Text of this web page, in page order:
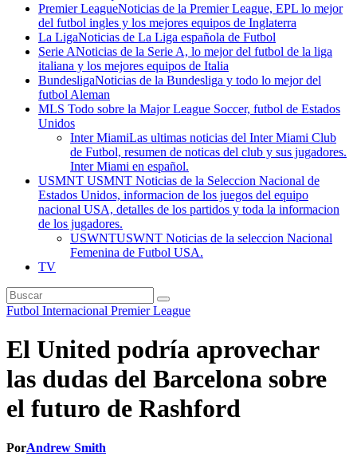
Premier LeagueNoticias de la Premier League, EPL lo mejor
del futbol ingles y los mejores equipos de Inglaterra
La LigaNoticias de La Liga española de Futbol
Serie ANoticias de la Serie A, lo mejor del futbol de la liga
italiana y los mejores equipos de Italia
BundesligaNoticias de la Bundesliga y todo lo mejor del
futbol Aleman
MLS Todo sobre la Major League Soccer, futbol de Estados
Unidos
Inter MiamiLas ultimas noticias del Inter Miami Club
de Futbol, resumen de noticas del club y sus jugadores.
Inter Miami en español.
USMNT USMNT Noticias de la Seleccion Nacional de
Estados Unidos, informacion de los juegos del equipo
nacional USA, detalles de los partidos y toda la informacion
de los jugadores.
USWNTUSWNT Noticias de la seleccion Nacional
Femenina de Futbol USA.
TV
Futbol Internacional Premier League
El United podría aprovechar
las dudas del Barcelona sobre
el futuro de Rashford
PorAndrew Smith